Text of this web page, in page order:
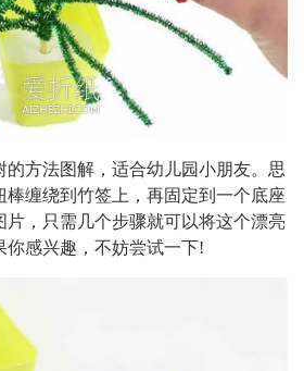
的方法图解，适合幼儿园小朋友。思
棒缠绕到竹签上，再固定到一个底座
片，只需几个步骤就可以将这个漂亮
你感兴趣，不妨尝试一下!